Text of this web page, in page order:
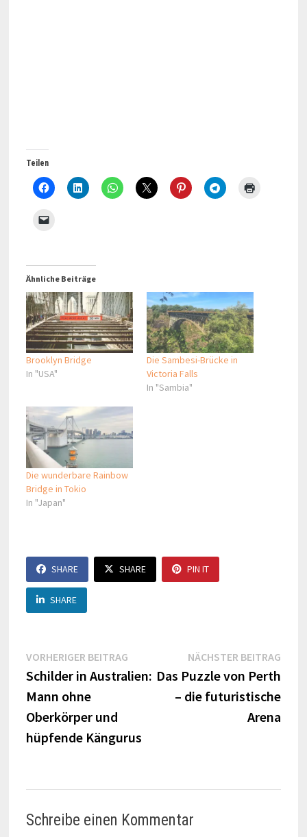
Teilen
Ähnliche Beiträge
Brooklyn Bridge
In "USA"
Die Sambesi-Brücke in
Victoria Falls
In "Sambia"
Die wunderbare Rainbow
Bridge in Tokio
In "Japan"
SHARE SHARE PIN IT
SHARE
Beitragsnavigation
VORHERIGER BEITRAGVorheriger
Beitrag:
Schilder in Australien:
Mann ohne
Oberkörper und
hüpfende Kängurus
NÄCHSTER BEITRAG
Das Puzzle von Perth
– die futuristische
Arena
Schreibe einen Kommentar